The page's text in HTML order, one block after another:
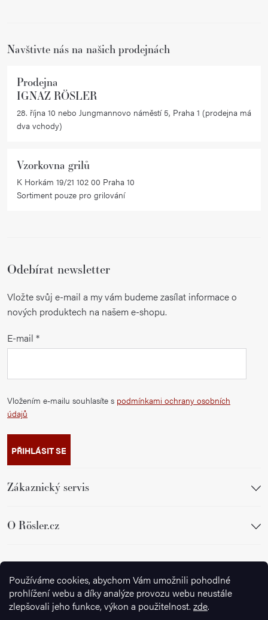
Používáme cookies, abychom Vám umožnili pohodlné
prohlížení webu a díky analýze provozu webu neustále
zlepšovali jeho funkce, výkon a použitelnost. zde.
y
i
Navštivte nás na našich prodejnách
Prodejna
IGNAZ RÖSLER
28. října 10 nebo Jungmannovo náměstí 5, Praha 1 (prodejna má
dva vchody)
Vzorkovna grilů
K Horkám 19/21 102 00 Praha 10
Sortiment pouze pro grilování
Odebírat newsletter
Vložte svůj e-mail a my vám budeme zasílat informace o
nových produktech na našem e-shopu.
E-mail
Vložením e-mailu souhlasíte s podmínkami ochrany osobních
údajů
PŘIHLÁSIT SE
Zákaznický servis
O Rösler.cz
Sledujte nás